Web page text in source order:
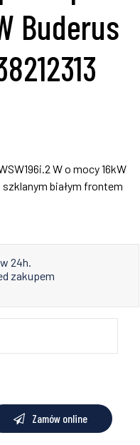
Buderus
W o mocy 16kW
białym frontem
24h.
zakupem
Zamów online